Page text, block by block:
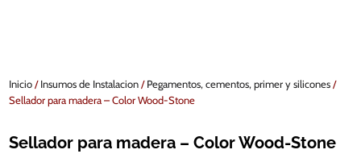
Inicio/Insumos de Instalacion/Pegamentos, cementos, primer y silicones/
Sellador para madera – Color Wood-Stone
Sellador para madera – Color Wood-Stone